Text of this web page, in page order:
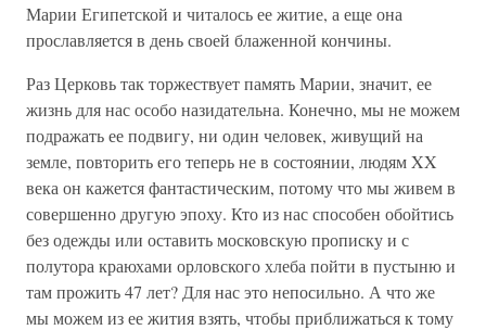
Марии Египетской и читалось ее житие, а еще она
прославляется в день своей блаженной кончины.
Раз Церковь так торжествует память Марии, значит, ее
жизнь для нас особо назидательна. Конечно, мы не можем
подражать ее подвигу, ни один человек, живущий на
земле, повторить его теперь не в состоянии, людям XX
века он кажется фантастическим, потому что мы живем в
совершенно другую эпоху. Кто из нас способен обойтись
без одежды или оставить московскую прописку и с
полутора краюхами орловского хлеба пойти в пустыню и
там прожить 47 лет? Для нас это непосильно. А что же
мы можем из ее жития взять, чтобы приближаться к тому